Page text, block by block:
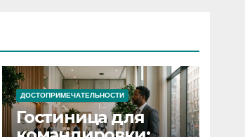
ДОСТОПРИМЕЧАТЕЛЬНОСТИ
Гостиница для